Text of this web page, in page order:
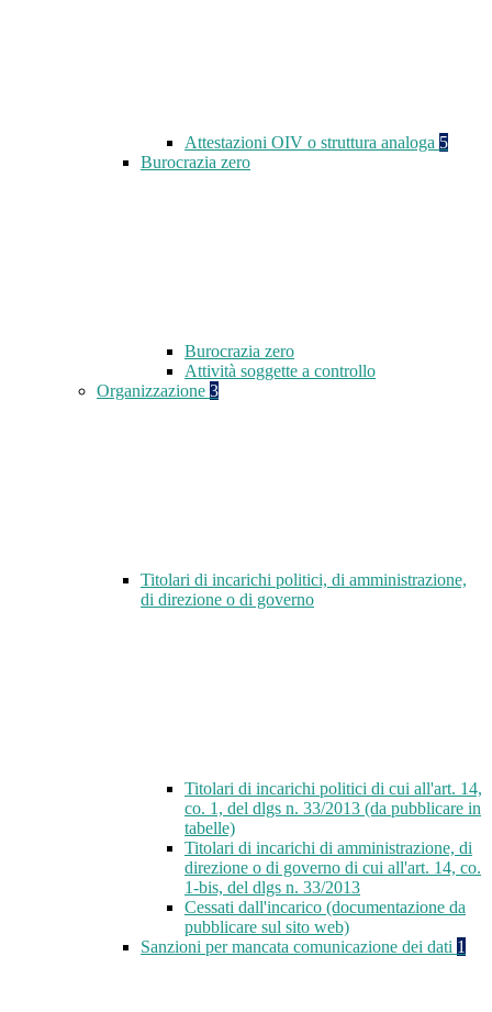
Attestazioni OIV o struttura analoga 5
Burocrazia zero
Burocrazia zero
Attività soggette a controllo
Organizzazione 3
Titolari di incarichi politici, di amministrazione,
di direzione o di governo
Titolari di incarichi politici di cui all'art. 14,
co. 1, del dlgs n. 33/2013 (da pubblicare in
tabelle)
Titolari di incarichi di amministrazione, di
direzione o di governo di cui all'art. 14, co.
1-bis, del dlgs n. 33/2013
Cessati dall'incarico (documentazione da
pubblicare sul sito web)
Sanzioni per mancata comunicazione dei dati 1